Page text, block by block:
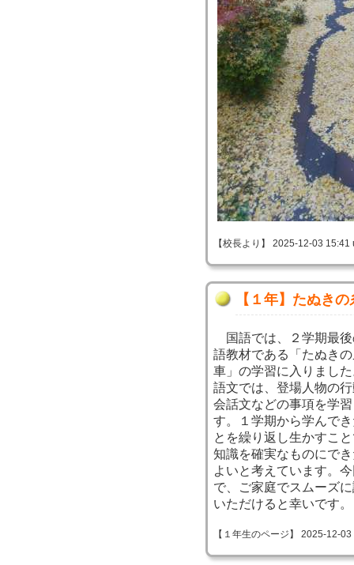
【校長より】 2025-12-03 15:41
【１年】たぬきの
国語では、２学期最後
語教材である「たぬき
車」の学習に入りまし
語文では、登場人物の
会話文などの事項を学
す。１学期から学んで
とを繰り返し生かすこ
知識を確実なものにで
よいと考えています。
で、ご家庭でスムーズ
いただけると幸いです。
【１年生のページ】 2025-12-